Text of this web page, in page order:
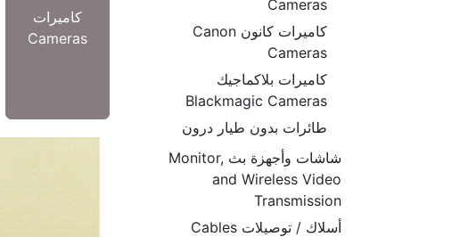
Cameras
كاميرات كانون Canon
Cameras
كاميرات بلاكماجيك
Blackmagic Cameras
طائرات بدون طيار درون
شاشات وأجهزة بث Monitor,
and Wireless Video
Transmission
أسلاك / توصيلات Cables
كاميرات
Cameras